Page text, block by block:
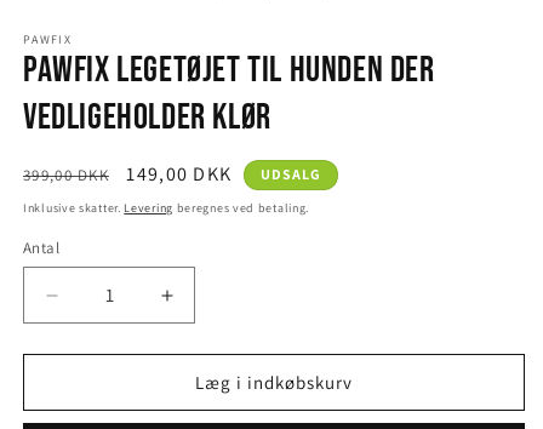
PAWFIX
Pawfix legetøjet til hunden der
vedligeholder klør
Normalpris
399,00 DKK Udsalgspris
149,00 DKK UDSALG
Inklusive skatter. Levering beregnes ved betaling.
Antal
Antal
Reducer
antallet
for
legetøjet
Øg
antallet
for
Pawfix
legetøjet
Læg i indkøbskurv